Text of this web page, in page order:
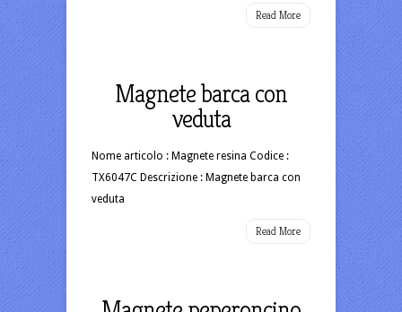
Read More
Magnete barca con
veduta
Nome articolo : Magnete resina Codice :
TX6047C Descrizione : Magnete barca con
veduta
Read More